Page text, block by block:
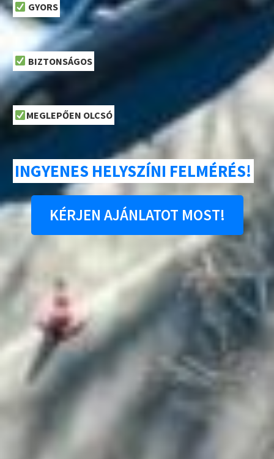
GYORS
BIZTONSÁGOS
MEGLEPŐEN OLCSÓ
INGYENES HELYSZÍNI FELMÉRÉS!
KÉRJEN AJÁNLATOT MOST!